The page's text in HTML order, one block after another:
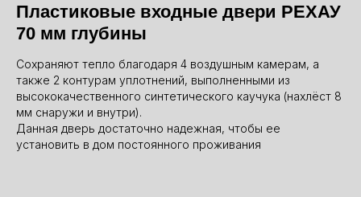
Пластиковые входные двери РЕХАУ
70 мм глубины
Сохраняют тепло благодаря 4 воздушным камерам, а
также 2 контурам уплотнений, выполненными из
высококачественного синтетического каучука (нахлёст 8
мм снаружи и внутри).
Данная дверь достаточно надежная, чтобы ее
установить в дом постоянного проживания